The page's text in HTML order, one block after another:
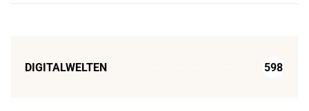
DIGITALWELTEN 598